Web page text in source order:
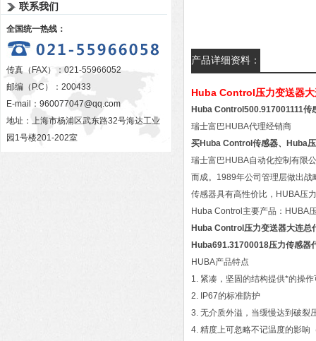
联系我们
全国统一热线：
传真（FAX）：021-55966052
邮编（P.C）：200433
E-mail： 960077047@qq.com
地址：上海市杨浦区武东路32号海达工业
园1号楼201-202室
产品详细资料：
Huba Control压力变送器大
Huba Control500.917001111传
瑞士富巴HUBA代理经销商
买Huba Control传感器、Huba
瑞士富巴HUBA自动化控制有限
而成。1989年公司管理层做出
传感器具有高性价比，HUBA压
Huba Control主要产品：HUBA
Huba Control压力变送器大连总
Huba691.31700018压力传感器
HUBA产品特点
1. 紧凑，坚固的结构提供*的操
2. IP67的标准防护
3. 无介质外溢，当缓慢达到破裂
4. 精度上可忽略不记温度的影